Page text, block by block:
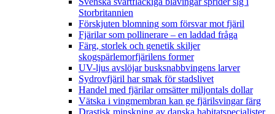
Storbritannien
Förskjuten blomning som försvar mot fjäril
Fjärilar som pollinerare – en laddad fråga
Färg, storlek och genetik skiljer
skogspärlemorfjärilens former
UV-ljus avslöjar busksnabbvingens larver
Sydrovfjäril har smak för stadslivet
Handel med fjärilar omsätter miljontals dollar
Vätska i vingmembran kan ge fjärilsvingar färg
Drastisk minskning av danska habitatspecialister